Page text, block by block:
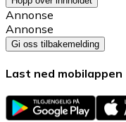
Annonse
Annonse
Gi oss tilbakemelding
Last ned mobilappen